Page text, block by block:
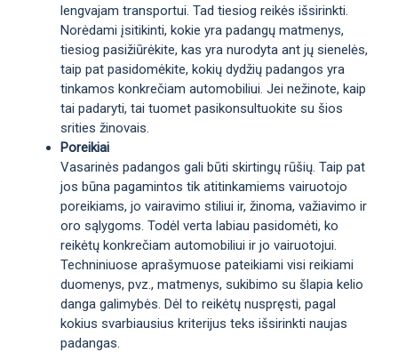
lengvajam transportui. Tad tiesiog reikės išsirinkti.
Norėdami įsitikinti, kokie yra padangų matmenys,
tiesiog pasižiūrėkite, kas yra nurodyta ant jų sienelės,
taip pat pasidomėkite, kokių dydžių padangos yra
tinkamos konkrečiam automobiliui. Jei nežinote, kaip
tai padaryti, tai tuomet pasikonsultuokite su šios
srities žinovais.
Poreikiai
Vasarinės padangos gali būti skirtingų rūšių. Taip pat
jos būna pagamintos tik atitinkamiems vairuotojo
poreikiams, jo vairavimo stiliui ir, žinoma, važiavimo ir
oro sąlygoms. Todėl verta labiau pasidomėti, ko
reikėtų konkrečiam automobiliui ir jo vairuotojui.
Techniniuose aprašymuose pateikiami visi reikiami
duomenys, pvz., matmenys, sukibimo su šlapia kelio
danga galimybės. Dėl to reikėtų nuspręsti, pagal
kokius svarbiausius kriterijus teks išsirinkti naujas
padangas.